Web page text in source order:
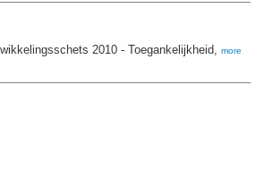
2010 - Toegankelijkheid, more